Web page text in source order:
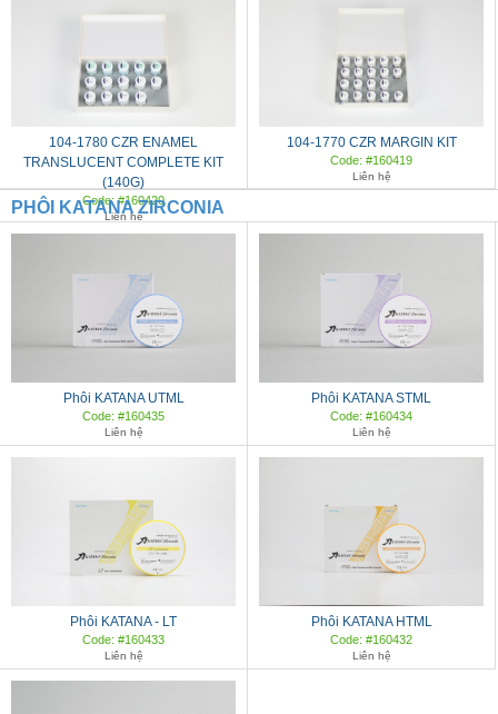
104-1780 CZR ENAMEL
TRANSLUCENT COMPLETE KIT
(140G)
Code: #160420
Liên hệ
104-1770 CZR MARGIN KIT
Code: #160419
Liên hệ
PHÔI KATANA ZIRCONIA
Phôi KATANA UTML
Code: #160435
Liên hệ
Phôi KATANA STML
Code: #160434
Liên hệ
Phôi KATANA - LT
Code: #160433
Liên hệ
Phôi KATANA HTML
Code: #160432
Liên hệ